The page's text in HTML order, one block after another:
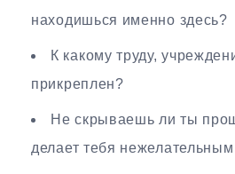
находишься именно здесь?
К какому труду,
прикреплен?
Не скрываешь ли ты
делает тебя